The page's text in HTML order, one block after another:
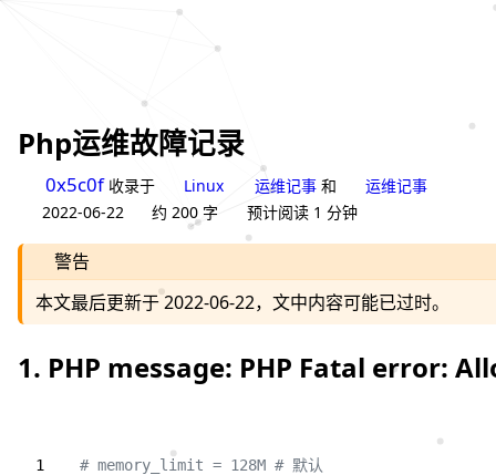
Php运维故障记录
0x5c0f收录于 Linux 运维记事 和
运维记事
2022-06-22
约 200 字 预计阅读 1 分钟
警告
本文最后更新于 2022-06-22，文中内容可能已过时。
1. PHP message: PHP Fatal error:
# memory_limit = 128M # 默认